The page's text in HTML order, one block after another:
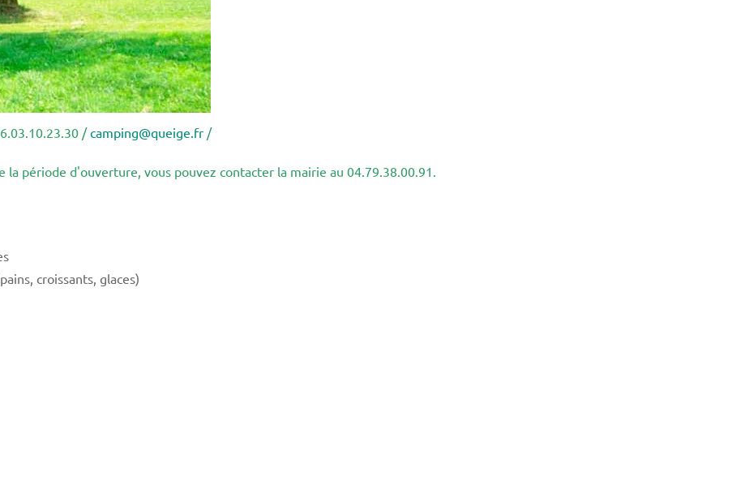
/camping@queige.fr /
période d'ouverture, vous pouvez contacter la mairie au 04.79.38.00.91.
croissants, glaces)